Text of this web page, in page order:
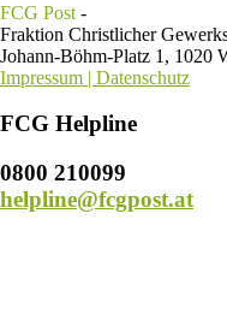
FCG Post -
Fraktion Christlicher
Johann-Böhm-Platz 1, 1020
Impressum | Datenschutz
FCG Helpline
0800 210099
helpline@fcgpost.at